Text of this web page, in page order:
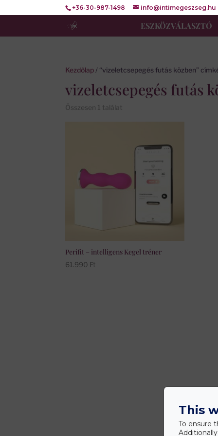
+36-30-987-1498 info@intimegeszseg.hu
ESZKÖZVÁLASZTÓ
Kezdőlap / “vizeletcsepegés futás közben”
vizeletcsepegés futás
Összesen 1 találat
Perifit – intelligens Kegel tréner
61.990 Ft
This
To ensure